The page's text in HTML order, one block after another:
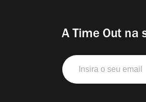
A Time Out na
Insira
o
seu